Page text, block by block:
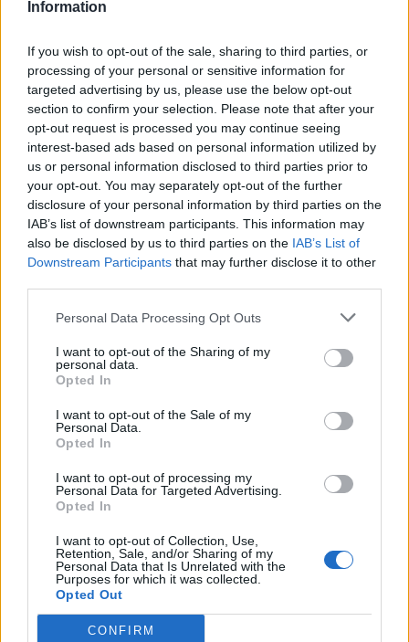
Information
If you wish to opt-out of the sale, sharing to third parties, or
processing of your personal or sensitive information for
targeted advertising by us, please use the below opt-out
section to confirm your selection. Please note that after your
opt-out request is processed you may continue seeing
interest-based ads based on personal information utilized by
us or personal information disclosed to third parties prior to
your opt-out. You may separately opt-out of the further
disclosure of your personal information by third parties on the
IAB’s list of downstream participants. This information may
also be disclosed by us to third parties on the IAB’s List of
Downstream Participants that may further disclose it to other
Personal Data Processing Opt Outs
I want to opt-out of the Sharing of my
personal data.
Opted In
I want to opt-out of the Sale of my
Personal Data.
Opted In
I want to opt-out of processing my
Personal Data for Targeted Advertising.
Opted In
I want to opt-out of Collection, Use,
Retention, Sale, and/or Sharing of my
Personal Data that Is Unrelated with the
Purposes for which it was collected.
Opted Out
CONFIRM
redazione
Leggi anche: